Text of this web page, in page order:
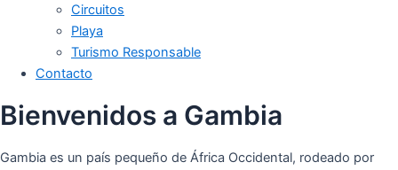
Circuitos
Playa
Turismo Responsable
Contacto
Bienvenidos a Gambia
Gambia es un país pequeño de África Occidental, rodeado por